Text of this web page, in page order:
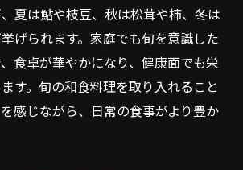
夏は鮎や枝豆、秋は松茸や柿、冬は
げられます。家庭でも旬を意識した
食卓が華やかになり、健康面でも栄
す。旬の和食料理を取り入れること
感じながら、日常の食事がより豊か